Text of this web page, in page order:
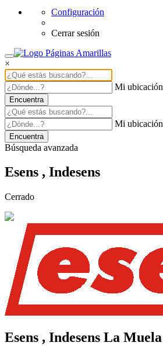
Configuración
Cerrar sesión
×
Mi ubicación
Encuentra
Mi ubicación
Encuentra
Búsqueda avanzada
Esens , Indesens
Cerrado
Esens , Indesens La Muela